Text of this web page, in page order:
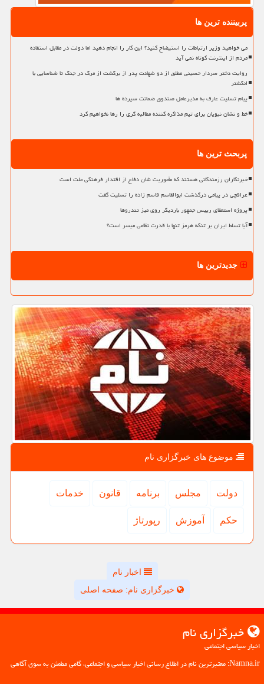
پربیننده ترین ها
می خواهید وزیر ارتباطات را استیضاح کنید؟ این کار را انجام دهید اما دولت در مقابل استفاده
مردم از اینترنت کوتاه نمی آید
روایت دختر سردار حسینی مطلق از دو شهادت پدر از برگشت از مرگ در جنگ تا شناسایی با
انگشتر
پیام تسلیت عارف به مدیرعامل صندوق ضمانت سپرده ها
خط و نشان نبویان برای تیم مذاکره کننده مطالبه گری را رها نخواهیم کرد
پربحث ترین ها
خبرنگاران رزمندگانی هستند که مأموریت شان دفاع از اقتدار فرهنگی ملت است
عراقچی در پیامی درگذشت ابوالقاسم قاسم زاده را تسلیت گفت
پروژه استعفای رییس جمهور باردیگر روی میز تندروها
آیا تسلط ایران بر تنگه هرمز تنها با قدرت نظامی میسر است؟
جدیدترین ها
موضوع های خبرگزاری نام
دولت مجلس برنامه قانون خدمات
حكم آموزش رپورتاژ
اخبار نام
خبرگزاری نام: صفحه اصلی
خبرگزاری نام
اخبار سیاسی اجتماعی
Namna.ir: معتبرترین نام در اطلاع رسانی اخبار سیاسی و اجتماعی، گامی مطمئن به سوی آگاهی